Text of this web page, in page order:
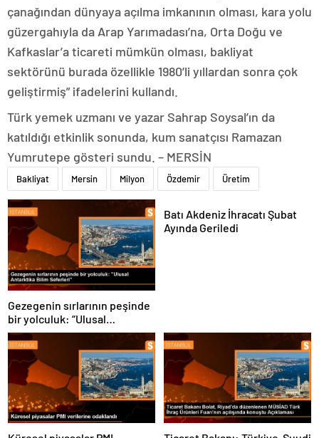
çanağından dünyaya açılma imkanının olması, kara yolu
güzergahıyla da Arap Yarımadası’na, Orta Doğu ve
Kafkaslar’a ticareti mümkün olması, bakliyat
sektörünü burada özellikle 1980’li yıllardan sonra çok
geliştirmiş” ifadelerini kullandı.
Türk yemek uzmanı ve yazar Sahrap Soysal’ın da
katıldığı etkinlik sonunda, kum sanatçısı Ramazan
Yumrutepe gösteri sundu. – MERSİN
Bakliyat Mersin Milyon Özdemir Üretim
Gezegenin sırlarının peşinde
bir yolculuk: “Ulusal
Antarktika Bilim Seferleri”
Batı Akdeniz İhracatı Şubat
Ayında Geriledi